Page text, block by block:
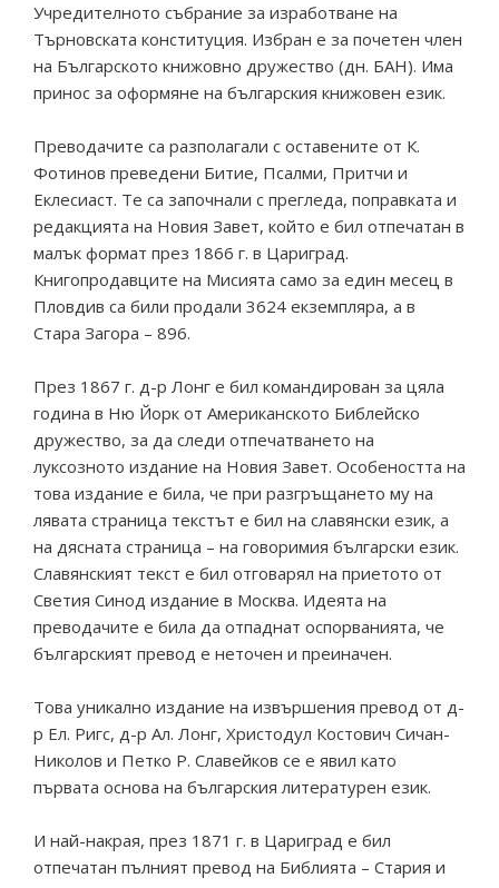
Учредителното събрание за изработване на
Търновската конституция. Избран е за почетен член
на Българското книжовно дружество (дн. БАН). Има
принос за оформяне на българския книжовен език.
Преводачите са разполагали с оставените от К.
Фотинов преведени Битие, Псалми, Притчи и
Еклесиаст. Те са започнали с прегледа, поправката и
редакцията на Новия Завет, който е бил отпечатан в
малък формат през 1866 г. в Цариград.
Книгопродавците на Мисията само за един месец в
Пловдив са били продали 3624 екземпляра, а в
Стара Загора – 896.
През 1867 г. д-р Лонг е бил командирован за цяла
година в Ню Йорк от Американското Библейско
дружество, за да следи отпечатването на
луксозното издание на Новия Завет. Особеността на
това издание е била, че при разгръщането му на
лявата страница текстът е бил на славянски език, а
на дясната страница – на говоримия български език.
Славянският текст е бил отговарял на приетото от
Светия Синод издание в Москва. Идеята на
преводачите е била да отпаднат оспорванията, че
българският превод е неточен и преиначен.
Това уникално издание на извършения превод от д-
р Ел. Ригс, д-р Ал. Лонг, Христодул Костович Сичан-
Николов и Петко Р. Славейков се е явил като
първата основа на българския литературен език.
И най-накрая, през 1871 г. в Цариград е бил
отпечатан пълният превод на Библията – Стария и